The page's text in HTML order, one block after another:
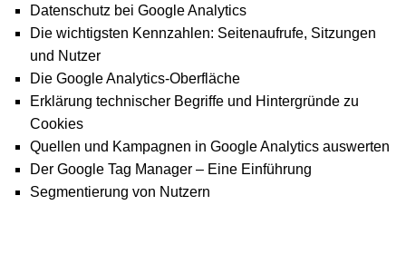
Datenschutz bei Google Analytics
Die wichtigsten Kennzahlen: Seitenaufrufe, Sitzungen
und Nutzer
Die Google Analytics-Oberfläche
Erklärung technischer Begriffe und Hintergründe zu
Cookies
Quellen und Kampagnen in Google Analytics auswerten
Der Google Tag Manager – Eine Einführung
Segmentierung von Nutzern